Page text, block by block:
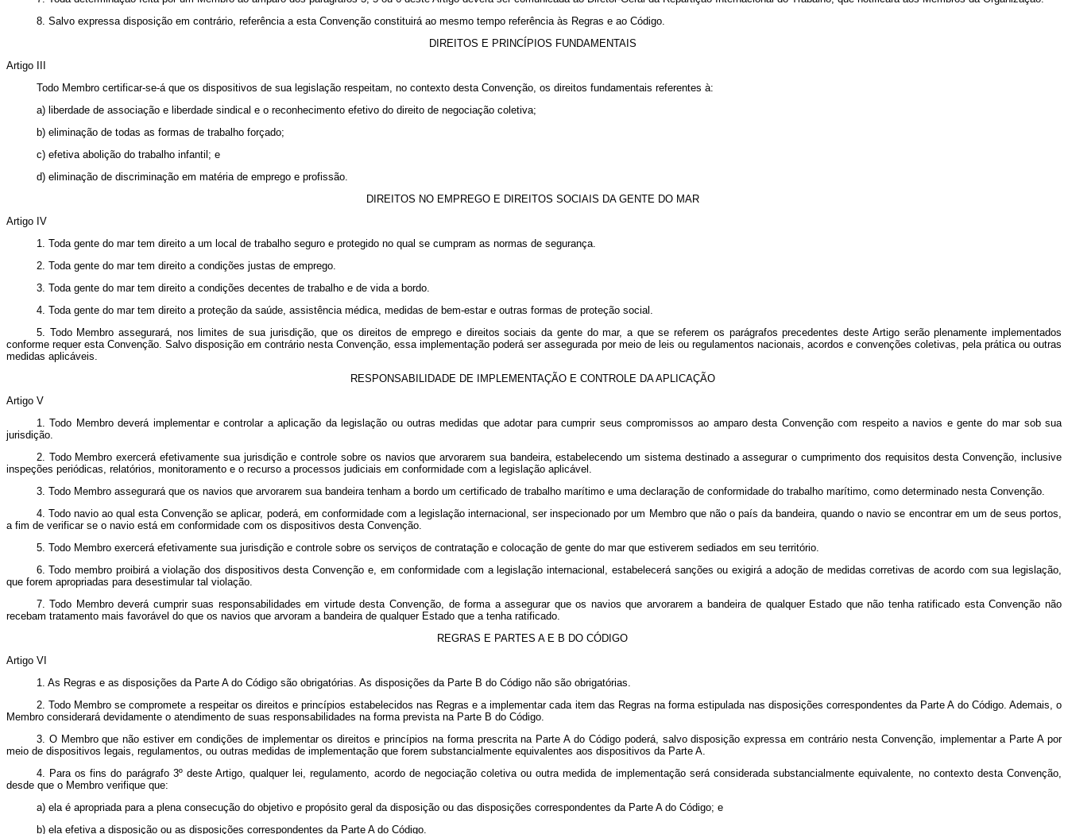
8. Salvo expressa disposição em contrário, referência a esta Convenção constituirá ao mesmo tempo referência às Regras e ao Código.
DIREITOS E PRINCÍPIOS FUNDAMENTAIS
Artigo III
Todo Membro certificar-se-á que os dispositivos de sua legislação respeitam, no contexto desta Convenção, os direitos fundamentais referentes à:
a) liberdade de associação e liberdade sindical e o reconhecimento efetivo do direito de negociação coletiva;
b) eliminação de todas as formas de trabalho forçado;
c) efetiva abolição do trabalho infantil; e
d) eliminação de discriminação em matéria de emprego e profissão.
DIREITOS NO EMPREGO E DIREITOS SOCIAIS DA GENTE DO MAR
Artigo IV
1. Toda gente do mar tem direito a um local de trabalho seguro e protegido no qual se cumpram as normas de segurança.
2. Toda gente do mar tem direito a condições justas de emprego.
3. Toda gente do mar tem direito a condições decentes de trabalho e de vida a bordo.
4. Toda gente do mar tem direito a proteção da saúde, assistência médica, medidas de bem-estar e outras formas de proteção social.
5. Todo Membro assegurará, nos limites de sua jurisdição, que os direitos de emprego e direitos sociais da gente do mar, a que se referem os parágrafos precedentes deste Artigo serão plenamente implementados
conforme requer esta Convenção. Salvo disposição em contrário nesta Convenção, essa implementação poderá ser assegurada por meio de leis ou regulamentos nacionais, acordos e convenções coletivas, pela prática ou outras
medidas aplicáveis.
RESPONSABILIDADE DE IMPLEMENTAÇÃO E CONTROLE DA APLICAÇÃO
Artigo V
1. Todo Membro deverá implementar e controlar a aplicação da legislação ou outras medidas que adotar para cumprir seus compromissos ao amparo desta Convenção com respeito a navios e gente do mar sob sua
jurisdição.
2. Todo Membro exercerá efetivamente sua jurisdição e controle sobre os navios que arvorarem sua bandeira, estabelecendo um sistema destinado a assegurar o cumprimento dos requisitos desta Convenção, inclusive
inspeções periódicas, relatórios, monitoramento e o recurso a processos judiciais em conformidade com a legislação aplicável.
3. Todo Membro assegurará que os navios que arvorarem sua bandeira tenham a bordo um certificado de trabalho marítimo e uma declaração de conformidade do trabalho marítimo, como determinado nesta Convenção.
4. Todo navio ao qual esta Convenção se aplicar, poderá, em conformidade com a legislação internacional, ser inspecionado por um Membro que não o país da bandeira, quando o navio se encontrar em um de seus portos,
a fim de verificar se o navio está em conformidade com os dispositivos desta Convenção.
5. Todo Membro exercerá efetivamente sua jurisdição e controle sobre os serviços de contratação e colocação de gente do mar que estiverem sediados em seu território.
6. Todo membro proibirá a violação dos dispositivos desta Convenção e, em conformidade com a legislação internacional, estabelecerá sanções ou exigirá a adoção de medidas corretivas de acordo com sua legislação,
que forem apropriadas para desestimular tal violação.
7. Todo Membro deverá cumprir suas responsabilidades em virtude desta Convenção, de forma a assegurar que os navios que arvorarem a bandeira de qualquer Estado que não tenha ratificado esta Convenção não
recebam tratamento mais favorável do que os navios que arvoram a bandeira de qualquer Estado que a tenha ratificado.
REGRAS E PARTES A E B DO CÓDIGO
Artigo VI
1. As Regras e as disposições da Parte A do Código são obrigatórias. As disposições da Parte B do Código não são obrigatórias.
2. Todo Membro se compromete a respeitar os direitos e princípios estabelecidos nas Regras e a implementar cada item das Regras na forma estipulada nas disposições correspondentes da Parte A do Código. Ademais, o
Membro considerará devidamente o atendimento de suas responsabilidades na forma prevista na Parte B do Código.
3. O Membro que não estiver em condições de implementar os direitos e princípios na forma prescrita na Parte A do Código poderá, salvo disposição expressa em contrário nesta Convenção, implementar a Parte A por
meio de dispositivos legais, regulamentos, ou outras medidas de implementação que forem substancialmente equivalentes aos dispositivos da Parte A.
4. Para os fins do parágrafo 3º deste Artigo, qualquer lei, regulamento, acordo de negociação coletiva ou outra medida de implementação será considerada substancialmente equivalente, no contexto desta Convenção,
desde que o Membro verifique que:
a) ela é apropriada para a plena consecução do objetivo e propósito geral da disposição ou das disposições correspondentes da Parte A do Código; e
b) ela efetiva a disposição ou as disposições correspondentes da Parte A do Código.